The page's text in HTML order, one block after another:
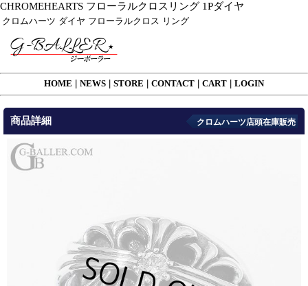
CHROMEHEARTS フローラルクロスリング 1Pダイヤ
クロムハーツ ダイヤ フローラルクロス リング
HOME NEWS STORE CONTACT CART LOGIN
商品詳細 クロムハーツ店頭在庫販売